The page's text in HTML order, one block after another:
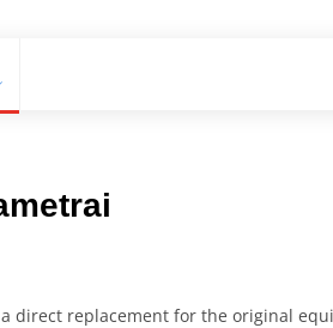
direct replacement for the original